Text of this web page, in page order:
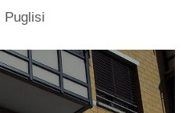
Puglisi